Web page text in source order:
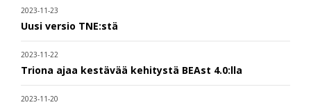
2023-11-23
Uusi versio TNE:stä
2023-11-22
Triona ajaa kestävää kehitystä BEAst 4.0:lla
2023-11-20